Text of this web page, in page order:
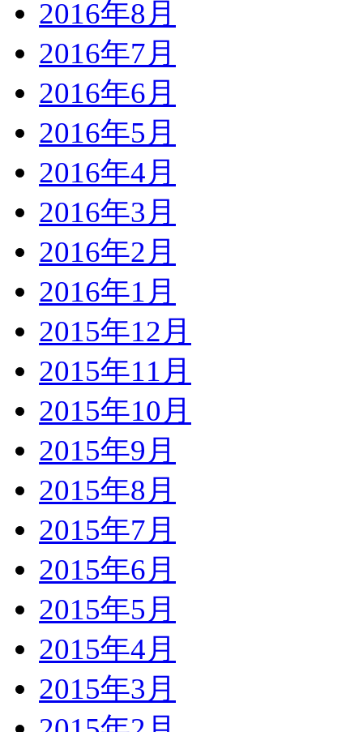
2016年8月
2016年7月
2016年6月
2016年5月
2016年4月
2016年3月
2016年2月
2016年1月
2015年12月
2015年11月
2015年10月
2015年9月
2015年8月
2015年7月
2015年6月
2015年5月
2015年4月
2015年3月